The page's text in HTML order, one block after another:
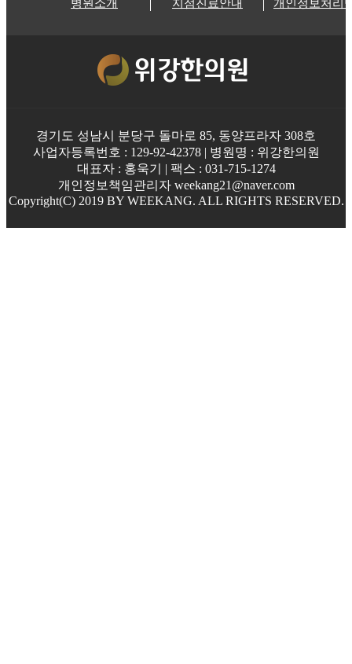
병원소개 지점진료안내 개인정보처리
경기도 성남시 분당구 돌마로 85, 동양프라자 308호
사업자등록번호 : 129-92-42378 | 병원명 : 위강한의원
대표자 : 홍욱기 | 팩스 : 031-715-1274
개인정보책임관리자 weekang21@naver.com
Copyright(C) 2019 BY WEEKANG. ALL RIGHTS RESERVED.